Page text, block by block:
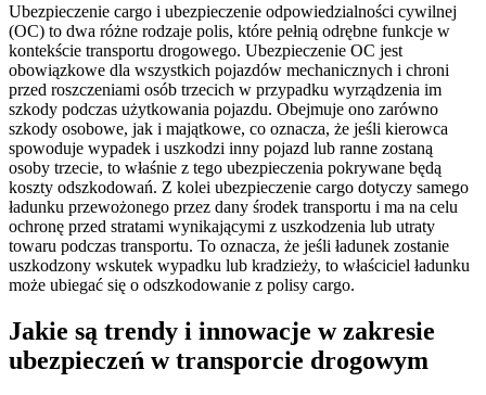
Ubezpieczenie cargo i ubezpieczenie odpowiedzialności cywilnej
(OC) to dwa różne rodzaje polis, które pełnią odrębne funkcje w
kontekście transportu drogowego. Ubezpieczenie OC jest
obowiązkowe dla wszystkich pojazdów mechanicznych i chroni
przed roszczeniami osób trzecich w przypadku wyrządzenia im
szkody podczas użytkowania pojazdu. Obejmuje ono zarówno
szkody osobowe, jak i majątkowe, co oznacza, że jeśli kierowca
spowoduje wypadek i uszkodzi inny pojazd lub ranne zostaną
osoby trzecie, to właśnie z tego ubezpieczenia pokrywane będą
koszty odszkodowań. Z kolei ubezpieczenie cargo dotyczy samego
ładunku przewożonego przez dany środek transportu i ma na celu
ochronę przed stratami wynikającymi z uszkodzenia lub utraty
towaru podczas transportu. To oznacza, że jeśli ładunek zostanie
uszkodzony wskutek wypadku lub kradzieży, to właściciel ładunku
może ubiegać się o odszkodowanie z polisy cargo.
Jakie są trendy i innowacje w zakresie
ubezpieczeń w transporcie drogowym